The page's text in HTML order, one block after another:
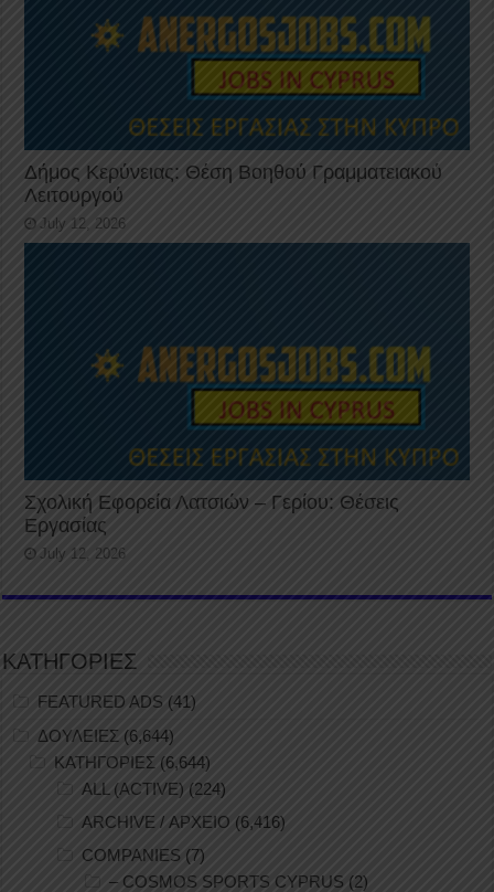
Δήμος Κερύνειας: Θέση Βοηθού Γραμματειακού
Λειτουργού
July 12, 2026
Σχολική Εφορεία Λατσιών – Γερίου: Θέσεις
Εργασίας
July 12, 2026
ΚΑΤΗΓΟΡΙΕΣ
FEATURED ADS (41)
ΔΟΥΛΕΙΕΣ (6,644)
ΚΑΤΗΓΟΡΙΕΣ (6,644)
ALL (ACTIVE) (224)
ARCHIVE / ΑΡΧΕΙΟ (6,416)
COMPANIES (7)
– COSMOS SPORTS CYPRUS (2)